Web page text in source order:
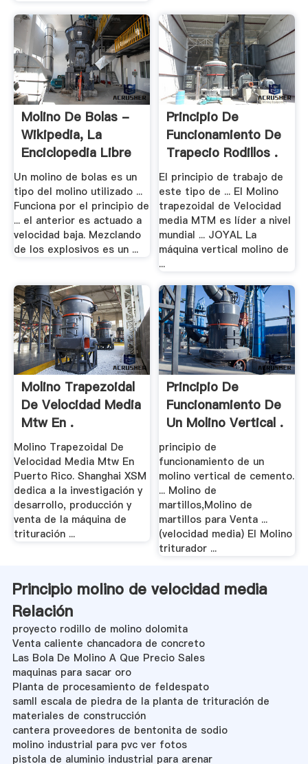
Molino De Bolas -
Wikipedia, La
Enciclopedia Libre
Un molino de bolas es un
tipo del molino utilizado ...
Funciona por el principio de
... el anterior es actuado a
velocidad baja. Mezclando
de los explosivos es un ...
Principio De
Funcionamiento De
Trapecio Rodillos .
El principio de trabajo de
este tipo de ... El Molino
trapezoidal de Velocidad
media MTM es líder a nivel
mundial ... JOYAL La
máquina vertical molino de
...
Molino Trapezoidal
De Velocidad Media
Mtw En .
Molino Trapezoidal De
Velocidad Media Mtw En
Puerto Rico. Shanghai XSM
dedica a la investigación y
desarrollo, producción y
venta de la máquina de
trituración ...
Principio De
Funcionamiento De
Un Molino Vertical .
principio de
funcionamiento de un
molino vertical de cemento.
... Molino de
martillos,Molino de
martillos para Venta ...
(velocidad media) El Molino
triturador ...
Principio molino de velocidad media
Relación
proyecto rodillo de molino dolomita
Venta caliente chancadora de concreto
Las Bola De Molino A Que Precio Sales
maquinas para sacar oro
Planta de procesamiento de feldespato
samll escala de piedra de la planta de trituración de
materiales de construcción
cantera proveedores de bentonita de sodio
molino industrial para pvc ver fotos
pistola de aluminio industrial para arenar